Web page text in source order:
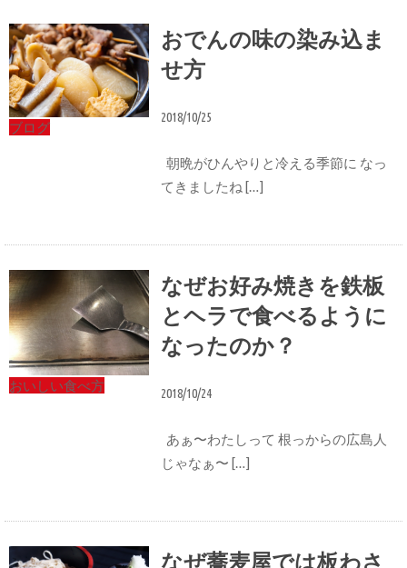
ブログ
おでんの味の染み込ま
せ方
2018/10/25
朝晩がひんやりと冷える季節に なっ
てきましたね […]
おいしい食べ方
なぜお好み焼きを鉄板
とヘラで食べるように
なったのか？
2018/10/24
あぁ〜わたしって 根っからの広島人
じゃなぁ〜 […]
なぜ蕎麦屋では板わさ